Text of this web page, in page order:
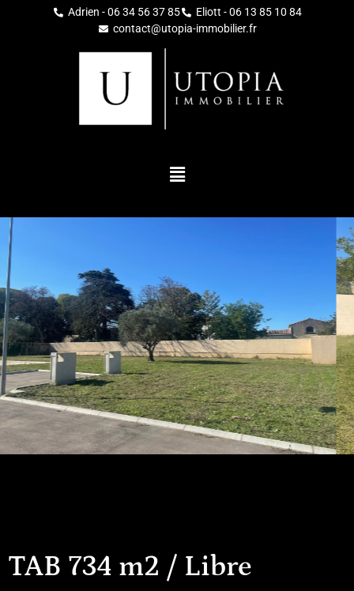
Adrien - 06 34 56 37 85
Eliott - 06 13 85 10 84
contact@utopia-immobilier.fr
TAB 734 m2 / Libre